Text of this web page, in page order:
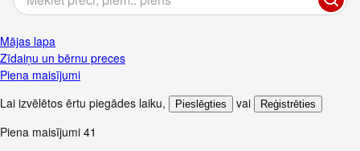
Mājas lapa
Zīdaiņu un bērnu preces
Piena maisījumi
Lai izvēlētos ērtu piegādes laiku, Pieslēgties vai Reģistrēties
Piena maisījumi 41